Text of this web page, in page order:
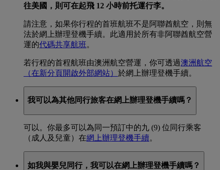
往美國，則可在起飛 12 小時前托運行李。
請注意，如果你行程的首班航班不是阿聯酋航空，則無
法於網上辦理登機手續。此適用於所有非阿聯酋航空營
運的代碼共享航班。
若行程的首程航班由澳洲航空營運，你可透過澳洲航空
（在新分頁開啟外部網站） 於網上辦理登機手續。
我可以為其他同行旅客在網上辦理登機手續嗎？
可以。你最多可以為同一預訂中的九 (9) 位同行乘客
（成人及兒童）在網上辦理登機手續。
如我與嬰兒同行，我可以在網上辦理登機手續嗎？